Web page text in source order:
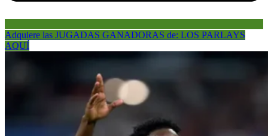
Adquiere las JUGADAS GANADORAS de: LOS PARLAYS
AQUÍ